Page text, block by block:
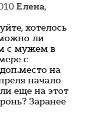
Елена,
хотелось
ли
с мужем в
с
на
начало
еще на этот
Заранее